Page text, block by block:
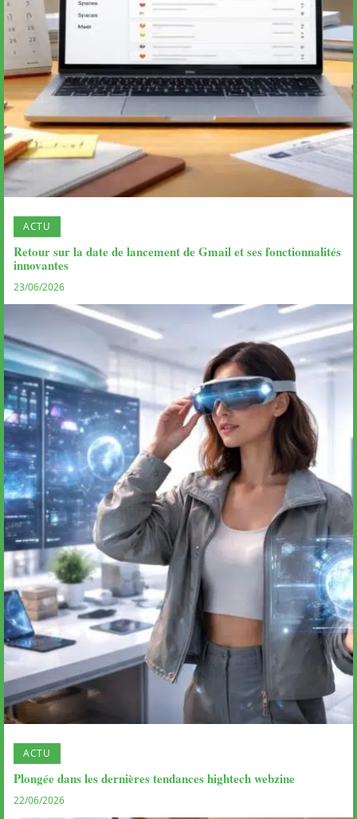
ACTU
Retour sur la date de lancement de Gmail et ses fonctionnalités
innovantes
23/06/2026
ACTU
Plongée dans les dernières tendances hightech webzine
22/06/2026